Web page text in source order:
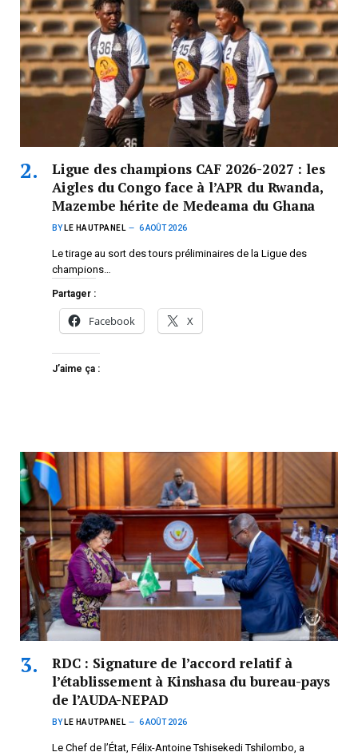
Ligue des champions CAF 2026-2027 : les
Aigles du Congo face à l’APR du Rwanda,
Mazembe hérite de Medeama du Ghana
BY LE HAUTPANEL 6 AOÛT 2026
Le tirage au sort des tours préliminaires de la Ligue des
champions…
Partager :
Facebook X
J’aime ça :
RDC : Signature de l’accord relatif à
l’établissement à Kinshasa du bureau-pays
de l’AUDA-NEPAD
BY LE HAUTPANEL 6 AOÛT 2026
Le Chef de l’État, Félix-Antoine Tshisekedi Tshilombo, a